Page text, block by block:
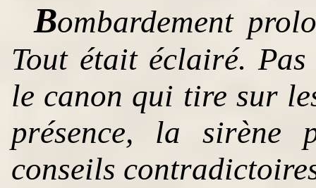
Bombardement
Tout était éclairé.
le canon qui tire sur
présence, la sirène
conseils